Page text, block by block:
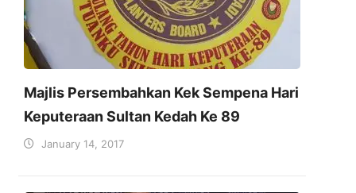
Majlis Persembahkan Kek Sempena Hari
Keputeraan Sultan Kedah Ke 89
January 14, 2017